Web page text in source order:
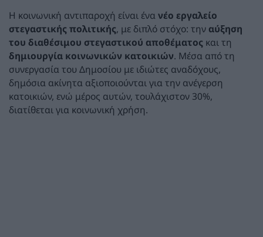
Η κοινωνική αντιπαροχή είναι ένανέο εργαλείο
στεγαστικής πολιτικής, με διπλό στόχο: την αύξηση
του διαθέσιμου στεγαστικού αποθέματος και τη
δημιουργία κοινωνικών κατοικιών. Μέσα από τη
συνεργασία του Δημοσίου με ιδιώτες αναδόχους,
δημόσια ακίνητα αξιοποιούνται για την ανέγερση
κατοικιών, ενώ μέρος αυτών, τουλάχιστον 30%,
διατίθεται για κοινωνική χρήση.